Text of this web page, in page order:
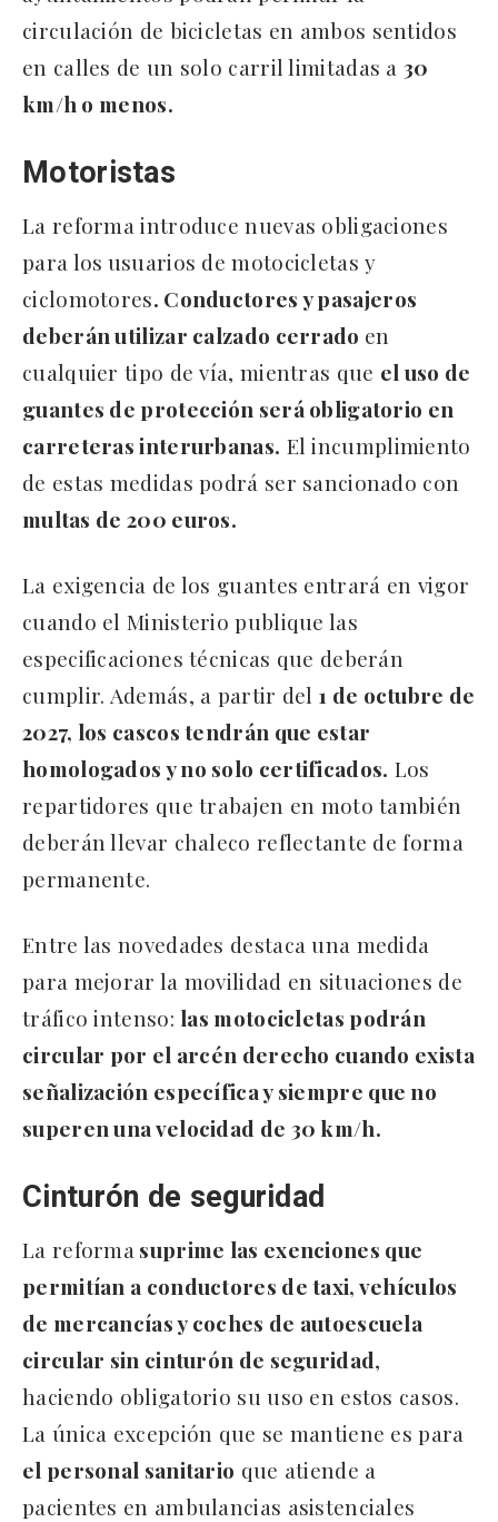
circulación de bicicletas en ambos sentidos
en calles de un solo carril limitadas a 30
km/h o menos.
Motoristas
La reforma introduce nuevas obligaciones
para los usuarios de motocicletas y
ciclomotores. Conductores y pasajeros
deberán utilizar calzado cerrado en
cualquier tipo de vía, mientras que el uso de
guantes de protección será obligatorio en
carreteras interurbanas. El incumplimiento
de estas medidas podrá ser sancionado con
multas de 200 euros.
La exigencia de los guantes entrará en vigor
cuando el Ministerio publique las
especificaciones técnicas que deberán
cumplir. Además, a partir del 1 de octubre de
2027, los cascos tendrán que estar
homologados y no solo certificados. Los
repartidores que trabajen en moto también
deberán llevar chaleco reflectante de forma
permanente.
Entre las novedades destaca una medida
para mejorar la movilidad en situaciones de
tráfico intenso: las motocicletas podrán
circular por el arcén derecho cuando exista
señalización específica y siempre que no
superen una velocidad de 30 km/h.
Cinturón de seguridad
La reforma suprime las exenciones que
permitían a conductores de taxi, vehículos
de mercancías y coches de autoescuela
circular sin cinturón de seguridad,
haciendo obligatorio su uso en estos casos.
La única excepción que se mantiene es para
el personal sanitario que atiende a
pacientes en ambulancias asistenciales